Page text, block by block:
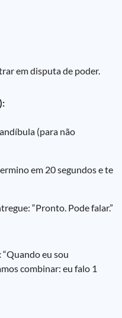
em disputa de poder.
(para não
em 20 segundos e te
“Pronto. Pode falar.”
“Quando eu sou
combinar: eu falo 1